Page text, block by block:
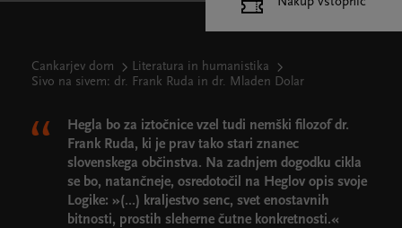
Cankarjev dom
Literatura in humanistika
Sivo na sivem: dr. Frank Ruda in dr. Mladen Dolar
Hegla bo za iztočnice vzel tudi nemški filozof dr.
Frank Ruda, ki je prav tako stari znanec
slovenskega občinstva. Na zadnjem dogodku cikla
se bo, natančneje, osredotočil na Heglov opis svoje
Logike: »(...) kraljestvo senc, svet enostavnih
bitnosti, prostih sleherne čutne konkretnosti.«